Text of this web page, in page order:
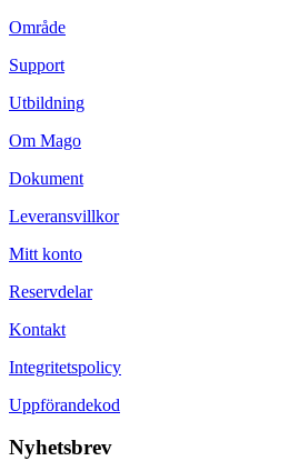
Område
Support
Utbildning
Om Mago
Dokument
Leveransvillkor
Mitt konto
Reservdelar
Kontakt
Integritetspolicy
Uppförandekod
Nyhetsbrev